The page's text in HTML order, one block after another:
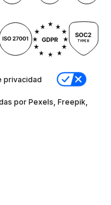
privacidad
por Pexels, Freepik,